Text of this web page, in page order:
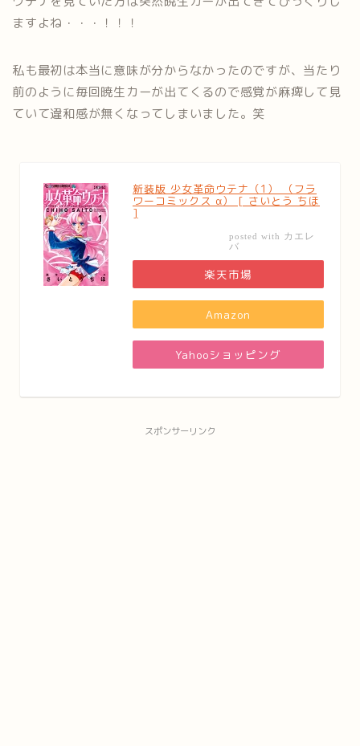
ますよね・・・！！！
私も最初は本当に意味が分からなかったのですが、当たり
前のように毎回暁生カーが出てくるので感覚が麻痺して見
ていて違和感が無くなってしまいました。笑
新装版 少女革命ウテナ（1） （フラ
ワーコミックス α） [ さいとう ちほ
]
posted with カエレ
バ
楽天市場
Amazon
Yahooショッピング
スポンサーリンク